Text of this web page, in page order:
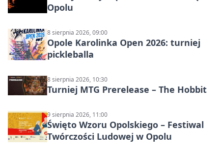
Opolu
8 sierpnia 2026, 09:00
Opole Karolinka Open 2026: turniej
pickleballa
8 sierpnia 2026, 10:30
Turniej MTG Prerelease – The Hobbit
9 sierpnia 2026, 11:00
Święto Wzoru Opolskiego – Festiwal
Twórczości Ludowej w Opolu